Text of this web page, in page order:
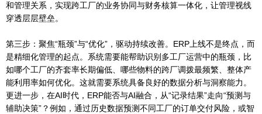
和管理关系，实现跨工厂的业务协同与财务核算一体化，让管理视线
穿透层层壁垒。
第三步：聚焦“瓶颈”与“优化”，驱动持续改善。ERP上线不是终点，而
是精细化管理的起点。系统需要能帮助识别多工厂运营中的瓶颈，比
如哪个工厂的齐套率长期偏低、哪些物料的跨厂调拨最频繁、整体产
能利用率如何优化。这就需要系统具备良好的数据分析与洞察能力。
更进一步，在AI时代，ERP能否与AI融合，从“记录结果”走向“预测与
辅助决策”？例如，通过历史数据预测不同工厂的订单交付风险，或智